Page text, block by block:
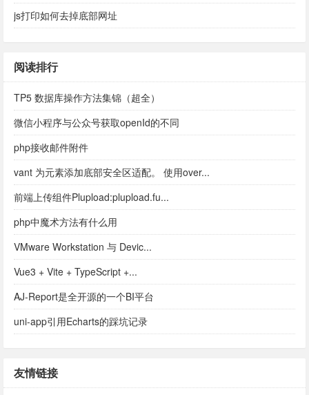
js打印如何去掉底部网址
阅读排行
TP5 数据库操作方法集锦（超全）
微信小程序与公众号获取openId的不同
php接收邮件附件
vant 为元素添加底部安全区适配。 使用over...
前端上传组件Plupload:plupload.fu...
php中魔术方法有什么用
VMware Workstation 与 Devic...
Vue3 + Vite + TypeScript +...
AJ-Report是全开源的一个BI平台
uni-app引用Echarts的踩坑记录
友情链接